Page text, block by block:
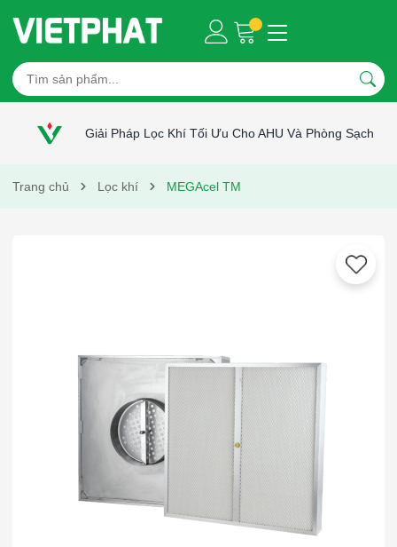
Giải Pháp Lọc Khí Tối Ưu Cho AHU Và Phòng Sạch
Trang chủ Lọc khí MEGAcel TM